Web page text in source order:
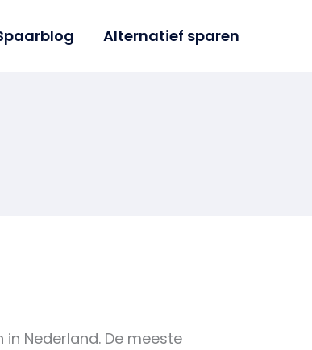
Alternatief sparen
Nederland. De meeste